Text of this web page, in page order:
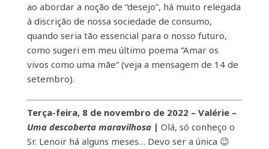
ao abordar a noção de “desejo”, há muito relegada
à discrição de nossa sociedade de consumo,
quando seria tão essencial para o nosso futuro,
como sugeri em meu último poema “Amar os
vivos como uma mãe” (veja a mensagem de 14 de
setembro).
Terça-feira, 8 de novembro de 2022 – Valérie–
Uma descoberta maravilhosa| Olá, só conheço o
Sr. Lenoir há alguns meses… Devo ser a única 😉